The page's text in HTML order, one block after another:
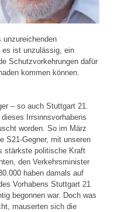
unzureichenden
es ist unzulässig, ein
Schutzvorkehrungen dafür
kommen können.
– so auch Stuttgart 21.
Irrsinnsvorhabens
worden. So im März
S21-Gegner, mit unseren
stärkste politische Kraft
den Verkehrsminister
haben damals auf
Vorhabens Stuttgart 21
begonnen war. Doch was
mauserten sich die